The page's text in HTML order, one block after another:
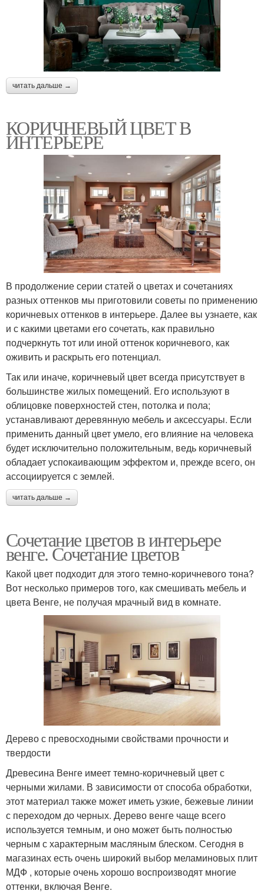
читать дальше →
КОРИЧНЕВЫЙ ЦВЕТ В
ИНТЕРЬЕРЕ
В продолжение серии статей о цветах и сочетаниях
разных оттенков мы приготовили советы по применению
коричневых оттенков в интерьере. Далее вы узнаете, как
и с какими цветами его сочетать, как правильно
подчеркнуть тот или иной оттенок коричневого, как
оживить и раскрыть его потенциал.
Так или иначе, коричневый цвет всегда присутствует в
большинстве жилых помещений. Его используют в
облицовке поверхностей стен, потолка и пола;
устанавливают деревянную мебель и аксессуары. Если
применить данный цвет умело, его влияние на человека
будет исключительно положительным, ведь коричневый
обладает успокаивающим эффектом и, прежде всего, он
ассоциируется с землей.
читать дальше →
Сочетание цветов в интерьере
венге. Сочетание цветов
Какой цвет подходит для этого темно-коричневого тона?
Вот несколько примеров того, как смешивать мебель и
цвета Венге, не получая мрачный вид в комнате.
Дерево с превосходными свойствами прочности и
твердости
Древесина Венге имеет темно-коричневый цвет с
черными жилами. В зависимости от способа обработки,
этот материал также может иметь узкие, бежевые линии
с переходом до черных. Дерево венге чаще всего
используется темным, и оно может быть полностью
черным с характерным масляным блеском. Сегодня в
магазинах есть очень широкий выбор меламиновых плит
МДФ , которые очень хорошо воспроизводят многие
оттенки, включая Венге.